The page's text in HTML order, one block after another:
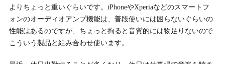
よりちょっと重いぐらいです。iPhoneやXperiaなどのスマートフ
ォンのオーディオアンプ機能は、普段使いには困らないぐらいの
性能はあるのですが、ちょっと拘ると音質的には物足りないので
こういう製品と組み合わせ使います。